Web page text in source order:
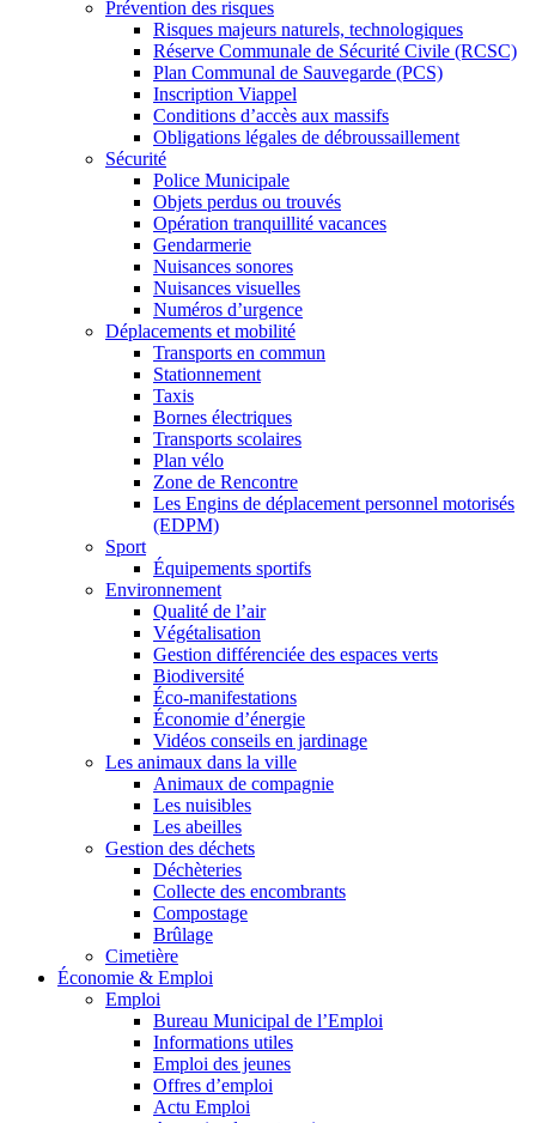
Prévention des risques
Risques majeurs naturels, technologiques
Réserve Communale de Sécurité Civile (RCSC)
Plan Communal de Sauvegarde (PCS)
Inscription Viappel
Conditions d’accès aux massifs
Obligations légales de débroussaillement
Sécurité
Police Municipale
Objets perdus ou trouvés
Opération tranquillité vacances
Gendarmerie
Nuisances sonores
Nuisances visuelles
Numéros d’urgence
Déplacements et mobilité
Transports en commun
Stationnement
Taxis
Bornes électriques
Transports scolaires
Plan vélo
Zone de Rencontre
Les Engins de déplacement personnel motorisés
(EDPM)
Sport
Équipements sportifs
Environnement
Qualité de l’air
Végétalisation
Gestion différenciée des espaces verts
Biodiversité
Éco-manifestations
Économie d’énergie
Vidéos conseils en jardinage
Les animaux dans la ville
Animaux de compagnie
Les nuisibles
Les abeilles
Gestion des déchets
Déchèteries
Collecte des encombrants
Compostage
Brûlage
Cimetière
Économie & Emploi
Emploi
Bureau Municipal de l’Emploi
Informations utiles
Emploi des jeunes
Offres d’emploi
Actu Emploi